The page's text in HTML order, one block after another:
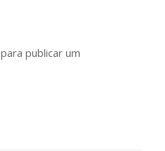
para publicar um